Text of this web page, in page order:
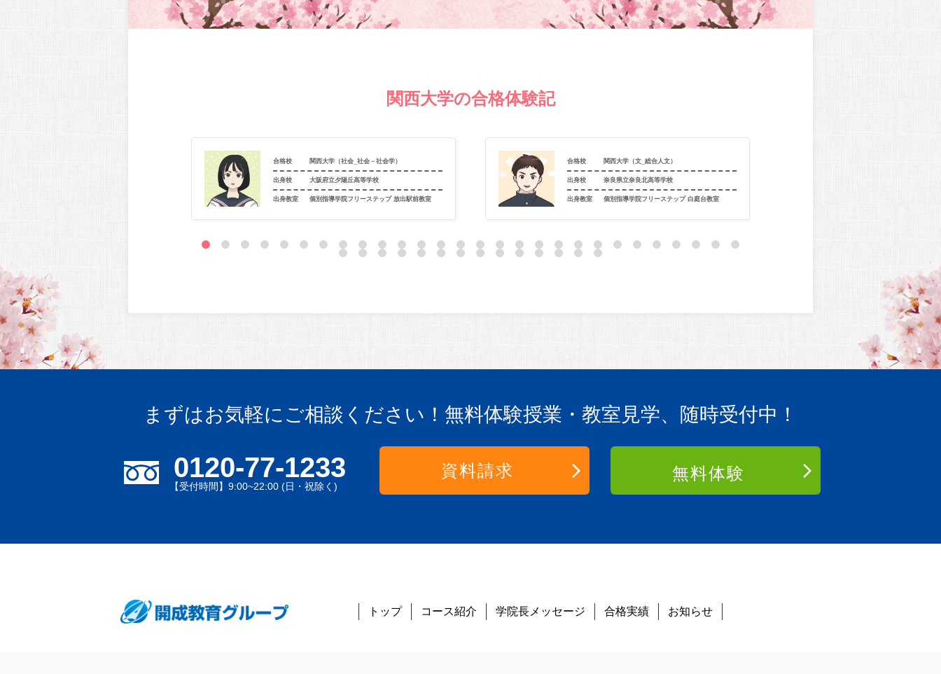
関西大学の合格体験記
合格校 関西大学（社会_社会－社会学）
出身校 大阪府立夕陽丘高等学校
出身教室 個別指導学院フリーステップ 放出駅前教室
合格校 関西大学（文_総合人文）
出身校 奈良県立奈良北高等学校
出身教室 個別指導学院フリーステップ 白庭台教室
まずはお気軽にご相談ください！ 無料体験授業・教室見学、随時受付中！
0120-77-1233
【受付時間】9:00~22:00 (日・祝除く)
資料請求 無料体験
トップ コース紹介 学院長メッセージ 合格実績 お知らせ